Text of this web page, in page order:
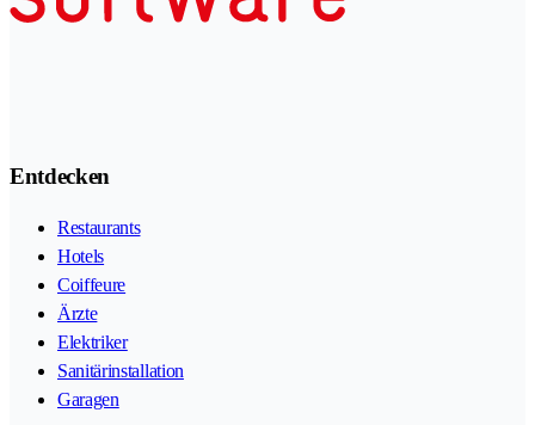
Entdecken
Restaurants
Hotels
Coiffeure
Ärzte
Elektriker
Sanitärinstallation
Garagen